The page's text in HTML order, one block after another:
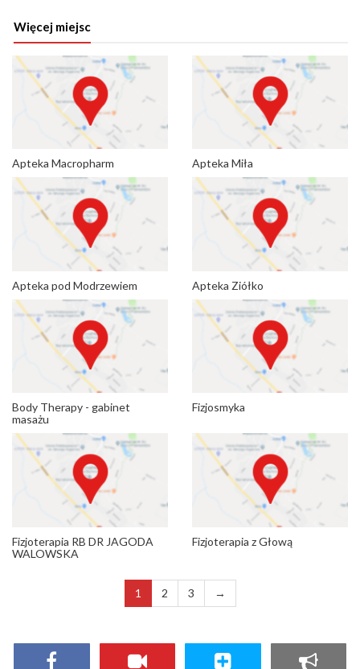
Więcej miejsc
Apteka Macropharm Apteka Miła
Apteka pod Modrzewiem Apteka Ziółko
Body Therapy - gabinet
masażu
Fizjosmyka
Fizjoterapia RB DR JAGODA
WALOWSKA
Fizjoterapia z Głową
1 2 3 →